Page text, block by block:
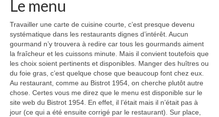
Le menu
Travailler une carte de cuisine courte, c’est presque devenu
systématique dans les restaurants dignes d’intérêt. Aucun
gourmand n’y trouvera à redire car tous les gourmands aiment
la fraîcheur et les cuissons minute. Mais il convient toutefois que
les choix soient pertinents et disponibles. Manger des huîtres ou
du foie gras, c’est quelque chose que beaucoup font chez eux.
Au restaurant, comme au Bistrot 1954, on cherche plutôt autre
chose. Certes vous me direz que le menu est disponible sur le
site web du Bistrot 1954. En effet, il l’était mais il n’était pas à
jour (ce qui a été ensuite corrigé par le restaurant). Sur place,